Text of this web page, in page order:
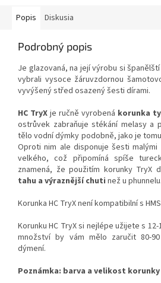
Popis Diskusia
Podrobný popis
Je glazovaná, na její výrobu si
vybrali vysoce žáruvzdornou
vyvýšený střed osazený šesti dírami.
HC TryX je ručně vyrobená korunka
ostrůvek zabraňuje stékání melasy a
tělo vodní dýmky podobně, jako je
Oproti nim ale disponuje šesti
velkého, což připomíná spíše
znamená, že použitím korunky TryX
tahu a výraznější chuti než u phunnelu.
Korunka HC TryX není kompatibilní s
Korunku HC TryX si nejlépe užijete s
množství by vám mělo zaručit 80-
dýmení.
Poznámka: barva a velikost